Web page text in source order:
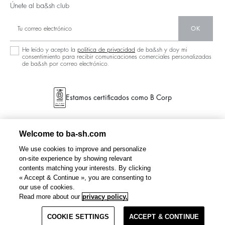
PENNY vestido midi elegante
SELECCIONE UNA TALLA
Únete al ba&sh club
OK
He leído y acepto la política de privacidad de ba&sh y doy mi
consentimiento para recibir comunicaciones comerciales personalizadas
de ba&sh por correo electrónico.
Estamos certificados como B Corp
Welcome to ba-sh.com
We use cookies to improve and personalize
on-site experience by showing relevant
contents matching your interests. By clicking
« Accept & Continue », you are consenting to
our use of cookies.
Read more about our privacy policy.
COOKIE SETTINGS ACCEPT & CONTINUE